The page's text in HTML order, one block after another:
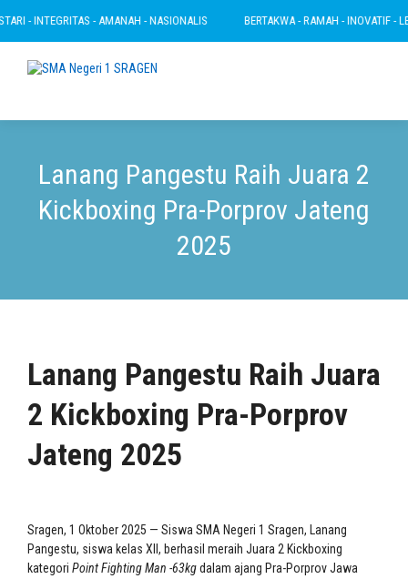
- INTEGRITAS - AMANAH - NASIONALIS BERTAKWA - RAMAH - INOVATIF -
Lanang Pangestu Raih Juara 2
Kickboxing Pra-Porprov Jateng
2025
Lanang Pangestu Raih Juara
2 Kickboxing Pra-Porprov
Jateng 2025
Sragen, 1 Oktober 2025 — Siswa SMA Negeri 1 Sragen, Lanang
Pangestu, siswa kelas XII, berhasil meraih Juara 2 Kickboxing
kategori Point Fighting Man -63kgdalam ajang Pra-Porprov Jawa